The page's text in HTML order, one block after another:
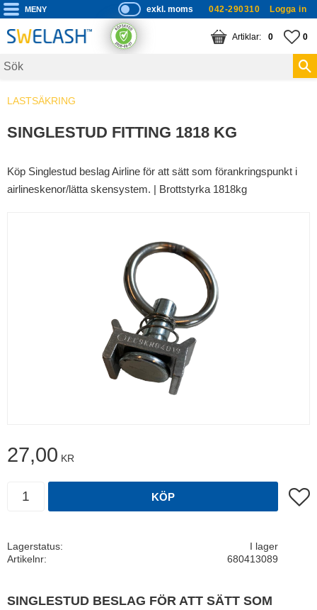
Meny
P
ri
s
s
exkl. moms 042-290310 Logga in
0
KUNDVAGN
ANTAL 0
LASTSÄKRING
SINGLESTUD FITTING 1818 KG
Köp Singlestud beslag Airline för att sätt som förankringspunkt i
airlineskenor/lätta skensystem. | Brottstyrka 1818kg
27,00 KR
KÖP Lägg
Lagerstatus
I lager
Artikelnr
680413089
SINGLESTUD BESLAG FÖR ATT SÄTT SOM